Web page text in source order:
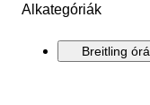
Alkategóriák
Breitling